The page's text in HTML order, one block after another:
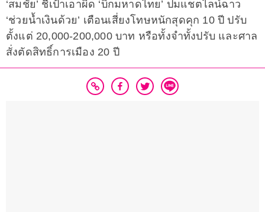
‘สมชัย’ ชี้เป้าเอาผิด ‘บิ๊กมหาดไทย’ ปมแชตไลน์ฉาว
‘ช่วยน้ำเงินด้วย’ เตือนเสี่ยงโทษหนักสุดคุก 10 ปี ปรับ
ตั้งแต่ 20,000-200,000 บาท หรือทั้งจำทั้งปรับ และศาล
สั่งตัดสิทธิ์การเมือง 20 ปี